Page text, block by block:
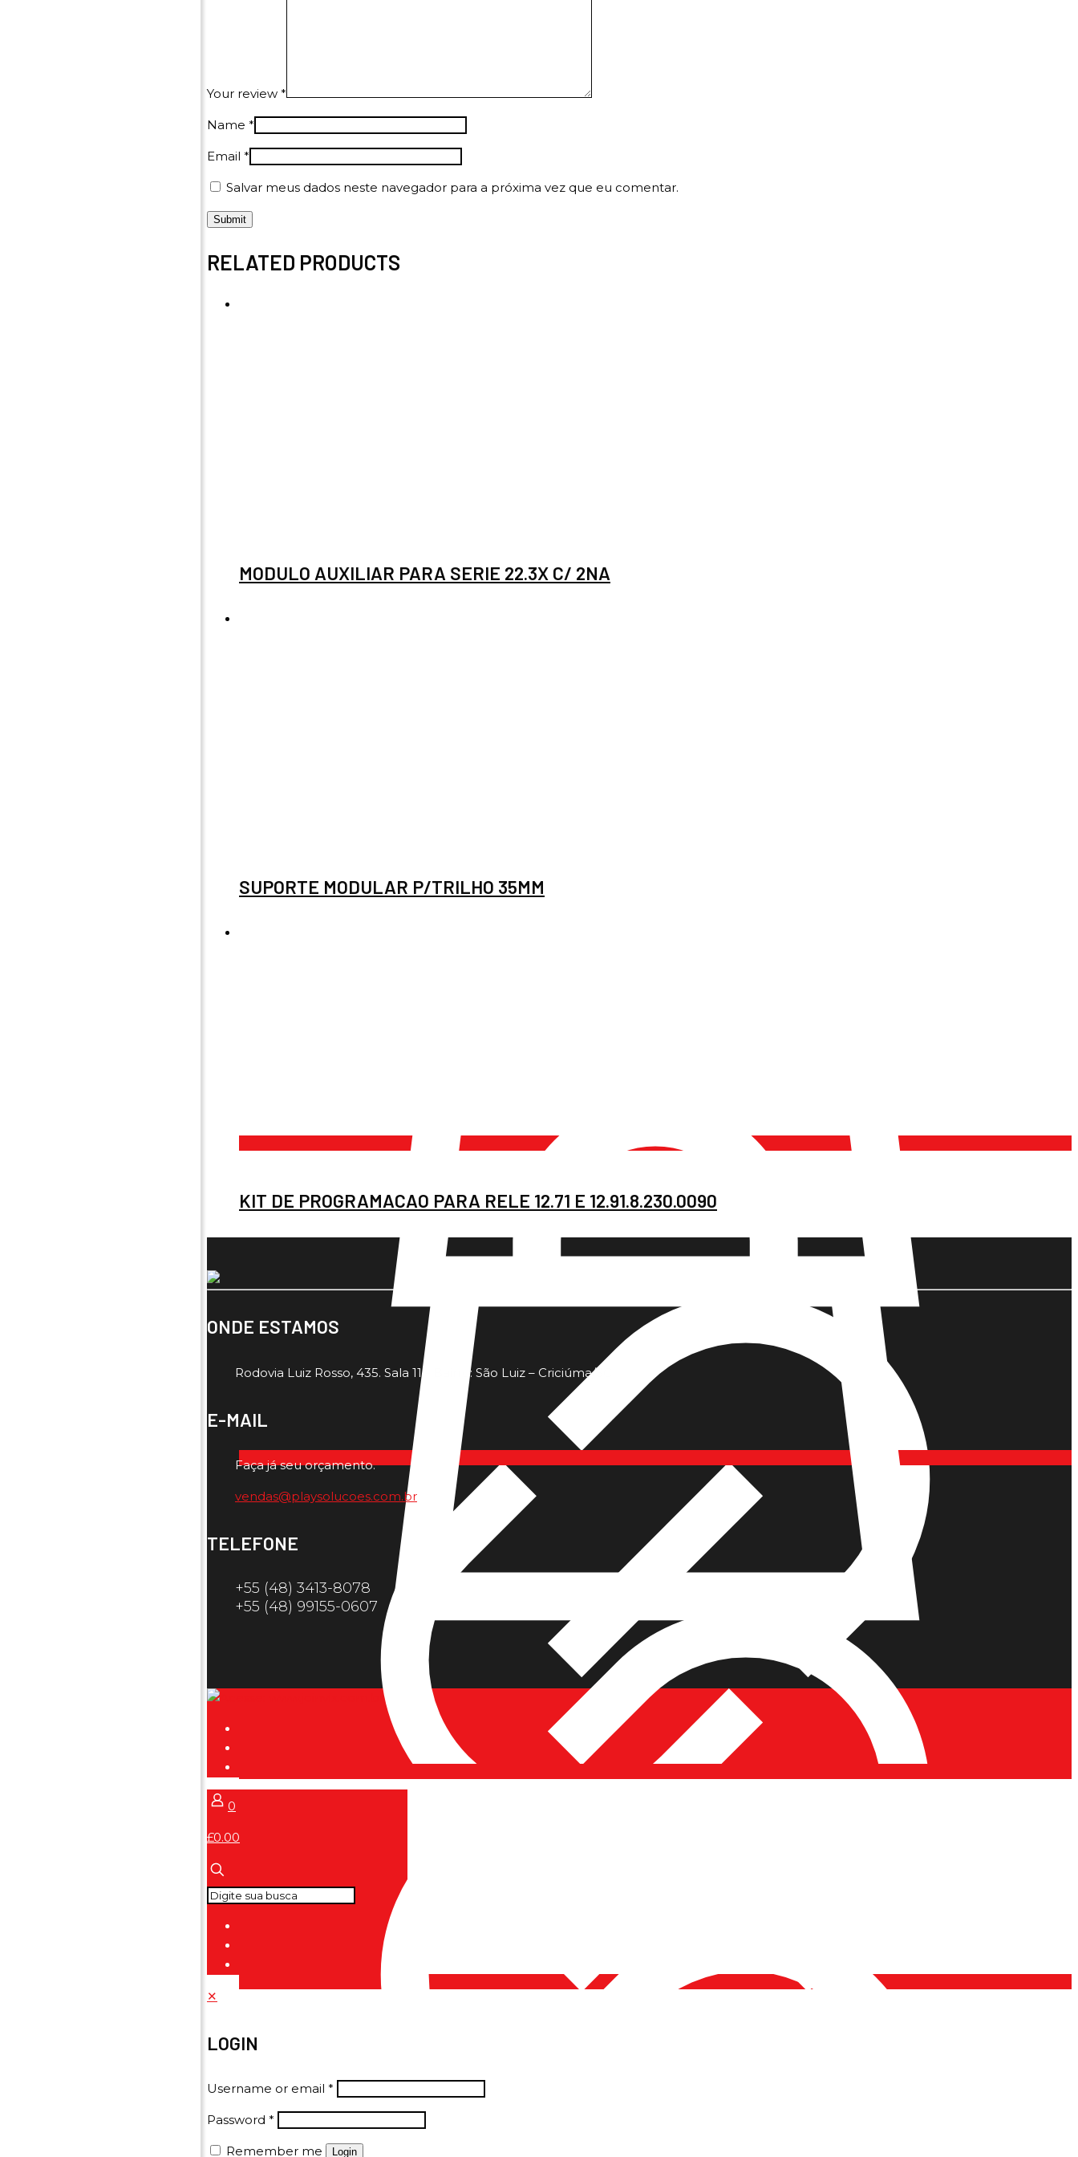
Your review *
Name *
Email *
Salvar meus dados neste navegador para a próxima vez que eu comentar.
RELATED PRODUCTS
MODULO AUXILIAR PARA SERIE 22.3X C/ 2NA
SUPORTE MODULAR P/TRILHO 35MM
KIT DE PROGRAMACAO PARA RELE 12.71 E 12.91.8.230.0090
ONDE ESTAMOS
Rodovia Luiz Rosso, 435. Sala 11 - Bairro: São Luiz – Criciúma/SC
E-MAIL
Faça já seu orçamento.
vendas@playsolucoes.com.br
TELEFONE
+55 (48) 3413-8078
+55 (48) 99155-0607
0
£0.00
✕
LOGIN
Username or email *
Password *
Remember me Login